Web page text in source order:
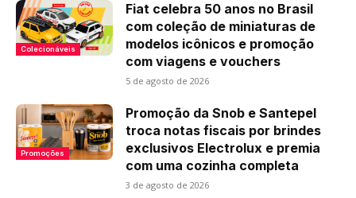
Colecionáveis
Fiat celebra 50 anos no Brasil
com coleção de miniaturas de
modelos icônicos e promoção
com viagens e vouchers
5 de agosto de 2026
Promoções
Promoção da Snob e Santepel
troca notas fiscais por brindes
exclusivos Electrolux e premia
com uma cozinha completa
3 de agosto de 2026